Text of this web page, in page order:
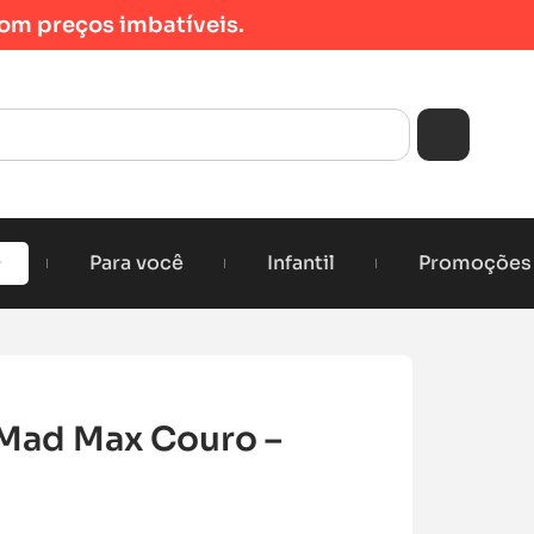
preços imbatíveis.
Para você Infantil Promoções
Max Couro –